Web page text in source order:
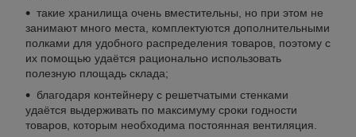
такие хранилища очень вместительны, но при этом не
занимают много места, комплектуются дополнительными
полками для удобного распределения товаров, поэтому с
их помощью удаётся рационально использовать
полезную площадь склада;
благодаря контейнеру с решетчатыми стенками
удаётся выдерживать по максимуму сроки годности
товаров, которым необходима постоянная вентиляция.